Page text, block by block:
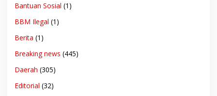
Bantuan Sosial (1)
BBM Ilegal (1)
Berita (1)
Breaking news (445)
Daerah (305)
Editorial (32)